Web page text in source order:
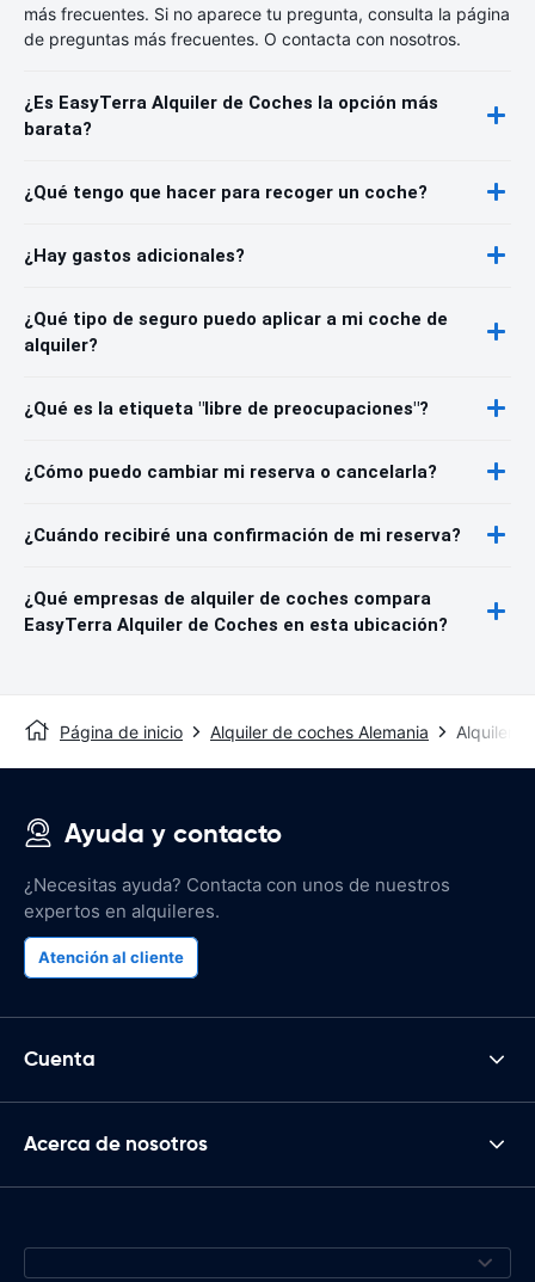
más frecuentes. Si no aparece tu pregunta, consulta la página
de preguntas más frecuentes. O contacta con nosotros.
¿Es EasyTerra Alquiler de Coches la opción más
barata?
¿Qué tengo que hacer para recoger un coche?
¿Hay gastos adicionales?
¿Qué tipo de seguro puedo aplicar a mi coche de
alquiler?
¿Qué es la etiqueta "libre de preocupaciones"?
¿Cómo puedo cambiar mi reserva o cancelarla?
¿Cuándo recibiré una confirmación de mi reserva?
¿Qué empresas de alquiler de coches compara
EasyTerra Alquiler de Coches en esta ubicación?
Página de inicio Alquiler de coches Alemania Alquiler
Ayuda y contacto
¿Necesitas ayuda? Contacta con unos de nuestros
expertos en alquileres.
Atención al cliente
Cuenta
Acerca de nosotros